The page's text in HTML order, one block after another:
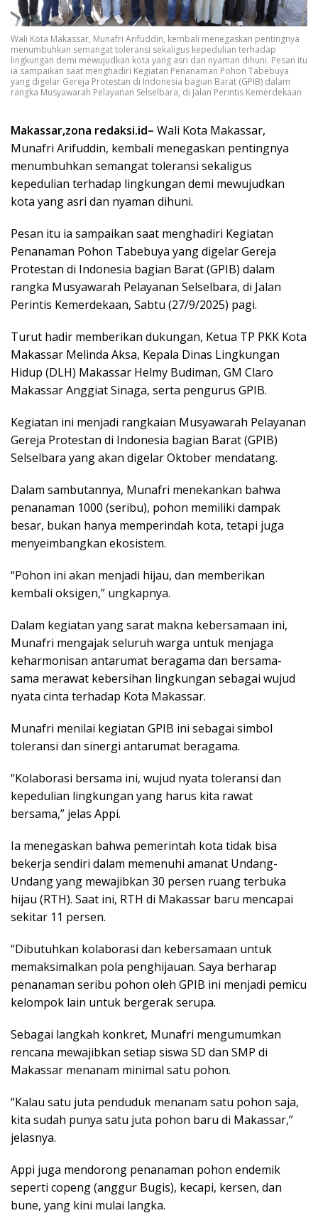
Wali Kota Makassar, Munafri Arifuddin, kembali menegaskan pentingnya
menumbuhkan semangat toleransi sekaligus kepedulian terhadap
lingkungan demi mewujudkan kota yang asri dan nyaman dihuni. Pesan itu
ia sampaikan saat menghadiri Kegiatan Penanaman Pohon Tabebuya
yang digelar Gereja Protestan di Indonesia bagian Barat (GPIB) dalam
rangka Musyawarah Pelayanan Selselbara, di Jalan Perintis Kemerdekaan
Makassar,zona redaksi.id– Wali Kota Makassar,
Munafri Arifuddin, kembali menegaskan pentingnya
menumbuhkan semangat toleransi sekaligus
kepedulian terhadap lingkungan demi mewujudkan
kota yang asri dan nyaman dihuni.
Pesan itu ia sampaikan saat menghadiri Kegiatan
Penanaman Pohon Tabebuya yang digelar Gereja
Protestan di Indonesia bagian Barat (GPIB) dalam
rangka Musyawarah Pelayanan Selselbara, di Jalan
Perintis Kemerdekaan, Sabtu (27/9/2025) pagi.
Turut hadir memberikan dukungan, Ketua TP PKK Kota
Makassar Melinda Aksa, Kepala Dinas Lingkungan
Hidup (DLH) Makassar Helmy Budiman, GM Claro
Makassar Anggiat Sinaga, serta pengurus GPIB.
Kegiatan ini menjadi rangkaian Musyawarah Pelayanan
Gereja Protestan di Indonesia bagian Barat (GPIB)
Selselbara yang akan digelar Oktober mendatang.
Dalam sambutannya, Munafri menekankan bahwa
penanaman 1000 (seribu), pohon memiliki dampak
besar, bukan hanya memperindah kota, tetapi juga
menyeimbangkan ekosistem.
“Pohon ini akan menjadi hijau, dan memberikan
kembali oksigen,” ungkapnya.
Dalam kegiatan yang sarat makna kebersamaan ini,
Munafri mengajak seluruh warga untuk menjaga
keharmonisan antarumat beragama dan bersama-
sama merawat kebersihan lingkungan sebagai wujud
nyata cinta terhadap Kota Makassar.
Munafri menilai kegiatan GPIB ini sebagai simbol
toleransi dan sinergi antarumat beragama.
“Kolaborasi bersama ini, wujud nyata toleransi dan
kepedulian lingkungan yang harus kita rawat
bersama,” jelas Appi.
Ia menegaskan bahwa pemerintah kota tidak bisa
bekerja sendiri dalam memenuhi amanat Undang-
Undang yang mewajibkan 30 persen ruang terbuka
hijau (RTH). Saat ini, RTH di Makassar baru mencapai
sekitar 11 persen.
“Dibutuhkan kolaborasi dan kebersamaan untuk
memaksimalkan pola penghijauan. Saya berharap
penanaman seribu pohon oleh GPIB ini menjadi pemicu
kelompok lain untuk bergerak serupa.
Sebagai langkah konkret, Munafri mengumumkan
rencana mewajibkan setiap siswa SD dan SMP di
Makassar menanam minimal satu pohon.
“Kalau satu juta penduduk menanam satu pohon saja,
kita sudah punya satu juta pohon baru di Makassar,”
jelasnya.
Appi juga mendorong penanaman pohon endemik
seperti copeng (anggur Bugis), kecapi, kersen, dan
bune, yang kini mulai langka.